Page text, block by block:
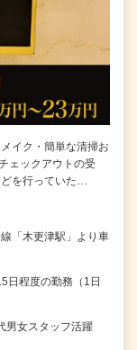
イク・簡単な清掃お
ェックアウトの受
を行っていた…
「木更津駅」より車
日程度の勤務（1日
女スタッフ活躍